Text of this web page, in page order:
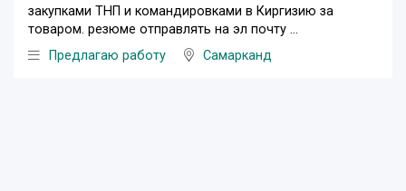
закупками ТНП и командировками в Киргизию за
товаром. резюме отправлять на эл почту ...
Предлагаю работу
Самарканд